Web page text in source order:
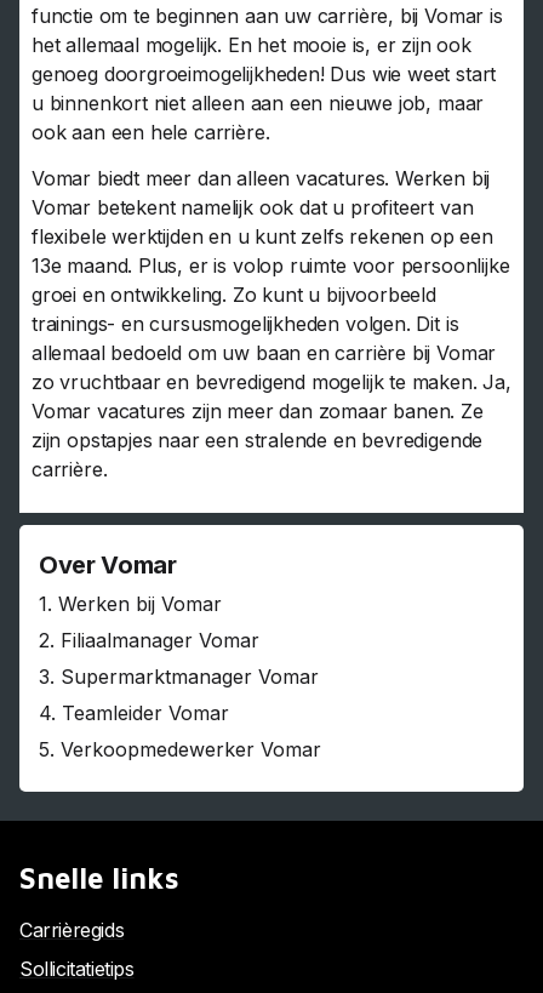
Over Vomar
1. Werken bij Vomar
2. Filiaalmanager Vomar
3. Supermarktmanager Vomar
4. Teamleider Vomar
5. Verkoopmedewerker Vomar
functie om te beginnen aan uw carrière, bij Vomar is
het allemaal mogelijk. En het mooie is, er zijn ook
genoeg doorgroeimogelijkheden! Dus wie weet start
u binnenkort niet alleen aan een nieuwe job, maar
ook aan een hele carrière.
Vomar biedt meer dan alleen vacatures. Werken bij
Vomar betekent namelijk ook dat u profiteert van
flexibele werktijden en u kunt zelfs rekenen op een
13e maand. Plus, er is volop ruimte voor persoonlijke
groei en ontwikkeling. Zo kunt u bijvoorbeeld
trainings- en cursusmogelijkheden volgen. Dit is
allemaal bedoeld om uw baan en carrière bij Vomar
zo vruchtbaar en bevredigend mogelijk te maken. Ja,
Vomar vacatures zijn meer dan zomaar banen. Ze
zijn opstapjes naar een stralende en bevredigende
carrière.
Snelle links
Carrièregids
Sollicitatietips